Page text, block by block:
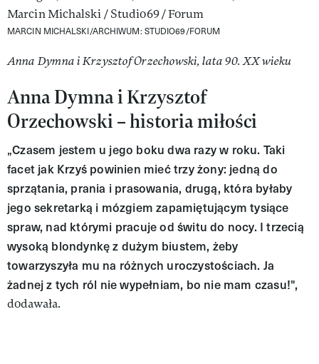
MARCIN MICHALSKI/ARCHIWUM: STUDIO69/FORUM
Anna Dymna i Krzysztof Orzechowski, lata 90. XX wieku
Anna Dymna i Krzysztof
Orzechowski – historia miłości
„Czasem jestem u jego boku dwa razy w roku. Taki
facet jak Krzyś powinien mieć trzy żony: jedną do
sprzątania, prania i prasowania, drugą, która byłaby
jego sekretarką i mózgiem zapamiętującym tysiące
spraw, nad którymi pracuje od świtu do nocy. I trzecią
wysoką blondynkę z dużym biustem, żeby
towarzyszyła mu na różnych uroczystościach. Ja
żadnej z tych ról nie wypełniam, bo nie mam czasu!",
dodawała.